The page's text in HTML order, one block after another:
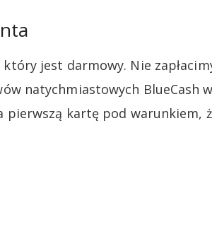
jest darmowy. Nie
natychmiastowych BlueCash
pierwszą kartę pod warunkiem,